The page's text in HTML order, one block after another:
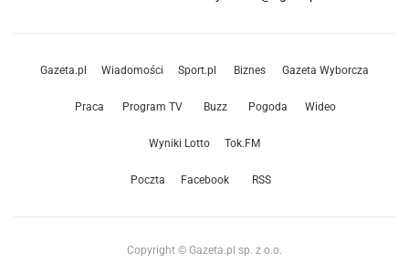
Gazeta.pl Wiadomości Sport.pl Biznes Gazeta Wyborcza
Praca Program TV Buzz Pogoda Wideo
Wyniki Lotto Tok.FM
Poczta Facebook RSS
Copyright © Gazeta.pl sp. z o.o.